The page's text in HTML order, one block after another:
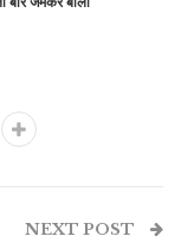
NEXT POST